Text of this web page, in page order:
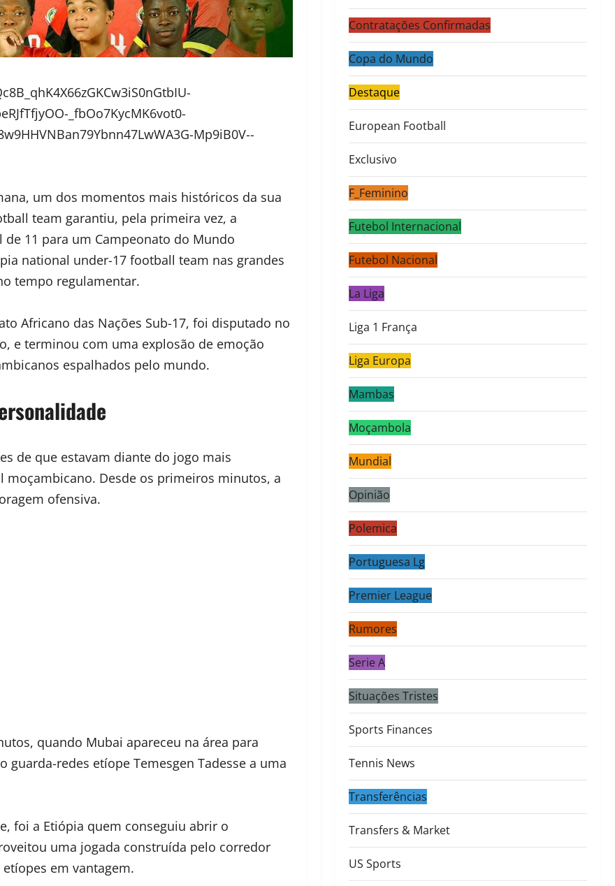
um dos momentos mais históricos da sua
team garantiu, pela primeira vez, a
11 para um Campeonato do Mundo
national under-17 football team nas grandes
tempo regulamentar.
Africano das Nações Sub-17, foi disputado no
e terminou com uma explosão de emoção
espalhados pelo mundo.
de que estavam diante do jogo mais
Desde os primeiros minutos, a
ofensiva.
quando Mubai apareceu na área para
guarda-redes etíope Temesgen Tadesse a uma
foi a Etiópia quem conseguiu abrir o
uma jogada construída pelo corredor
em vantagem.
Contratações Confirmadas
Copa do Mundo
Destaque
European Football
Exclusivo
F_Feminino
Futebol Internacional
Futebol Nacional
La Liga
Liga 1 França
Liga Europa
Mambas
Moçambola
Mundial
Opinião
Polemica
Portuguesa Lg
Premier League
Rumores
Serie A
Situações Tristes
Sports Finances
Tennis News
Transferências
Transfers & Market
US Sports